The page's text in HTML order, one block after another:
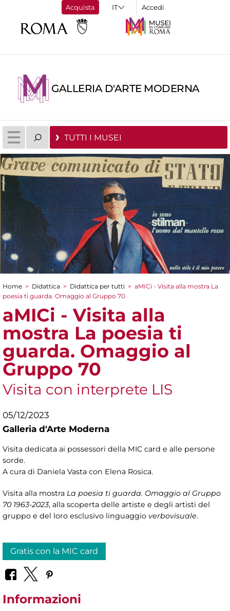
Acquista Accedi
GALLERIA D'ARTE MODERNA
TUTTI I MUSEI
Tu sei qui
Home > Didattica > Didattica per tutti > aMICi - Visita alla mostra La
poesia ti guarda. Omaggio al Gruppo 70
aMICi - Visita alla
mostra La poesia ti
guarda. Omaggio al
Gruppo 70
Visita con interprete LIS
05/12/2023
Galleria d'Arte Moderna
Visita dedicata ai possessori della MIC card e alle persone
sorde.
A cura di Daniela Vasta con Elena Rosica.
Visita alla mostra La poesia ti guarda. Omaggio al Gruppo
70 1963-2023, alla scoperta delle artiste e degli artisti del
gruppo e del loro esclusivo linguaggio verbovisuale.
Gratis con la MIC card
Informazioni